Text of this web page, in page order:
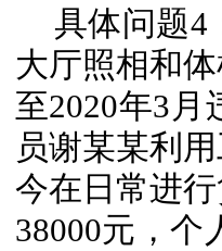
具体问题4
大厅照相和
至2020年3
员谢某某利
今在日常进
38000元，个